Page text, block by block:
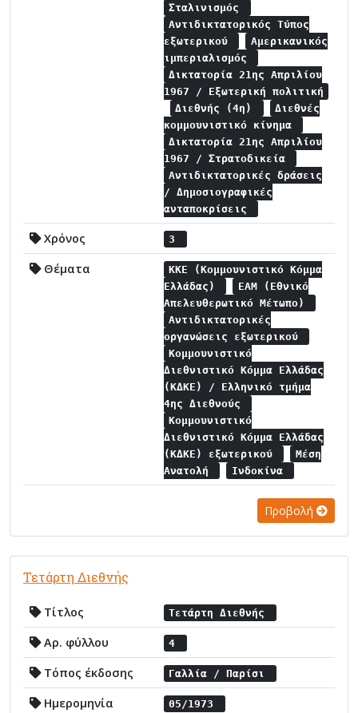
Σταλινισμός
Αντιδικτατορικός Τύπος
εξωτερικού
Αμερικανικός
ιμπεριαλισμός
Δικτατορία 21ης Απριλίου
1967 / Εξωτερική πολιτική
Διεθνής (4η)
Διεθνές
κομμουνιστικό κίνημα
Δικτατορία 21ης Απριλίου
1967 / Στρατοδικεία
Αντιδικτατορικές δράσεις
/ Δημοσιογραφικές
ανταποκρίσεις
Χρόνος 3
Θέματα
ΚΚΕ (Κομμουνιστικό Κόμμα
Ελλάδας)
ΕΑΜ (Εθνικό
Απελευθερωτικό Μέτωπο)
Αντιδικτατορικές
οργανώσεις εξωτερικού
Κομμουνιστικό
Διεθνιστικό Κόμμα Ελλάδας
(ΚΔΚΕ) / Ελληνικό τμήμα
4ης Διεθνούς
Κομμουνιστικό
Διεθνιστικό Κόμμα Ελλάδας
(ΚΔΚΕ) εξωτερικού
Μέση
Ανατολή
Ινδοκίνα
Προβολή
Τετάρτη Διεθνής
Τίτλος Τετάρτη Διεθνής
Αρ. φύλλου 4
Τόπος έκδοσης Γαλλία / Παρίσι
Ημερομηνία 05/1973